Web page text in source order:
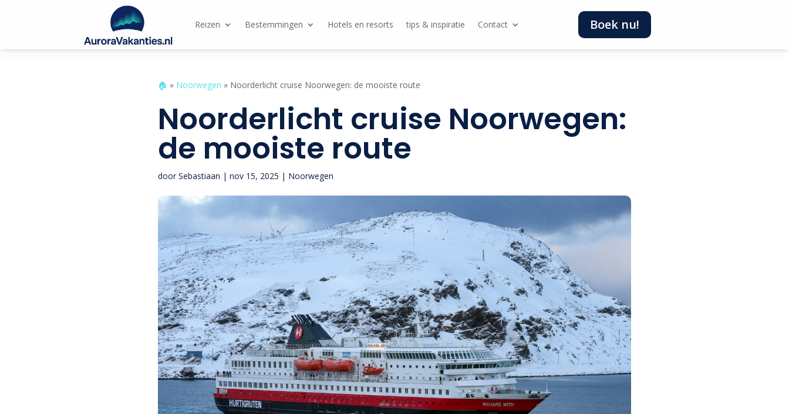
Reizen Bestemmingen Hotels en resorts tips & inspiratie Contact Boek nu!
🏠︎ » Noorwegen » Noorderlicht cruise Noorwegen: de mooiste route
Noorderlicht cruise Noorwegen:
de mooiste route
doorSebastiaan | nov 15, 2025 | Noorwegen